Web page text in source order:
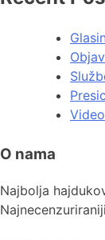
O nama
Najbolja